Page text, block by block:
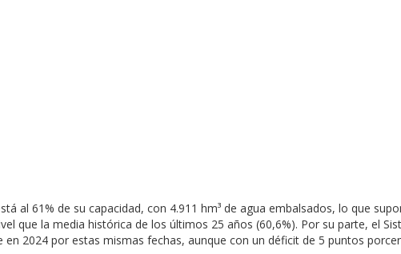
al 61% de su capacidad, con 4.911 hm³ de agua embalsados, lo que
que la media histórica de los últimos 25 años (60,6%). Por su parte, el
en 2024 por estas mismas fechas, aunque con un déficit de 5 puntos